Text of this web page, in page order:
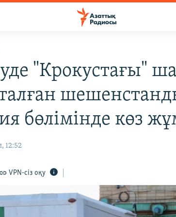
"Крокустағы"
бөлімінде көз
12:52
VPN-сіз оқу